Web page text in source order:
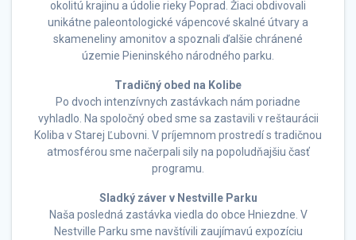
okolitú krajinu a údolie rieky Poprad. Žiaci obdivovali
unikátne paleontologické vápencové skalné útvary a
skameneliny amonitov a spoznali ďalšie chránené
územie Pieninského národného parku.
Tradičný obed na Kolibe
Po dvoch intenzívnych zastávkach nám poriadne
vyhladlo. Na spoločný obed sme sa zastavili v reštaurácii
Koliba v Starej Ľubovni. V príjemnom prostredí s tradičnou
atmosférou sme načerpali sily na popoludňajšiu časť
programu.
Sladký záver v Nestville Parku
Naša posledná zastávka viedla do obce Hniezdne. V
Nestville Parku sme navštívili zaujímavú expozíciu